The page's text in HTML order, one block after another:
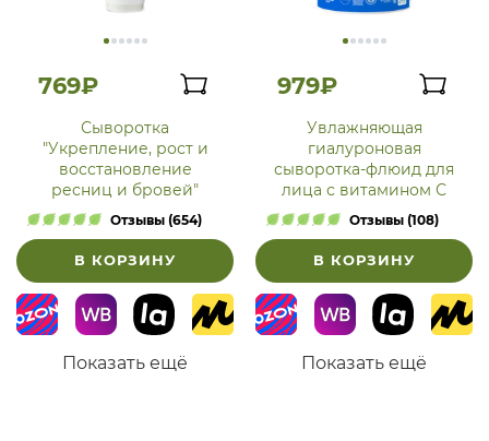
769₽
Сыворотка
"Укрепление, рост и
восстановление
ресниц и бровей"
Отзывы (654)
В КОРЗИНУ
Показать ещё
979₽
Увлажняющая
гиалуроновая
сыворотка-флюид для
лица с витамином С
Отзывы (108)
В КОРЗИНУ
Показать ещё